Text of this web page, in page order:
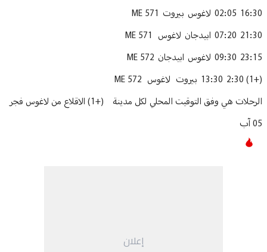
16:30 02:05 لاغوس بيروت ME 571
21:30 07:20 ابيدجان لاغوس ME 571
23:15 09:30 لاغوس ابيدجان ME 572
(+1) 2:30 13:30 بيروت لاغوس ME 572
الرحلات هي وفق التوقيت المحلي لكل مدينة (+1) الاقلاع من لاغوس فجر
05 آب
إعلان